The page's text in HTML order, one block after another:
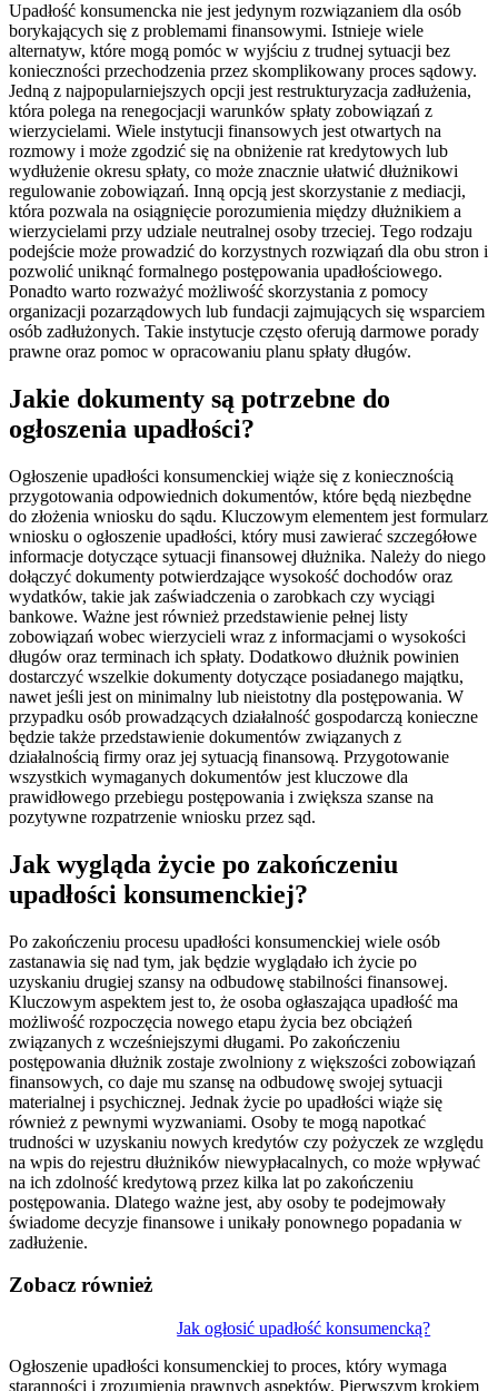
Upadłość konsumencka nie jest jedynym rozwiązaniem dla osób
borykających się z problemami finansowymi. Istnieje wiele
alternatyw, które mogą pomóc w wyjściu z trudnej sytuacji bez
konieczności przechodzenia przez skomplikowany proces sądowy.
Jedną z najpopularniejszych opcji jest restrukturyzacja zadłużenia,
która polega na renegocjacji warunków spłaty zobowiązań z
wierzycielami. Wiele instytucji finansowych jest otwartych na
rozmowy i może zgodzić się na obniżenie rat kredytowych lub
wydłużenie okresu spłaty, co może znacznie ułatwić dłużnikowi
regulowanie zobowiązań. Inną opcją jest skorzystanie z mediacji,
która pozwala na osiągnięcie porozumienia między dłużnikiem a
wierzycielami przy udziale neutralnej osoby trzeciej. Tego rodzaju
podejście może prowadzić do korzystnych rozwiązań dla obu stron i
pozwolić uniknąć formalnego postępowania upadłościowego.
Ponadto warto rozważyć możliwość skorzystania z pomocy
organizacji pozarządowych lub fundacji zajmujących się wsparciem
osób zadłużonych. Takie instytucje często oferują darmowe porady
prawne oraz pomoc w opracowaniu planu spłaty długów.
Jakie dokumenty są potrzebne do
ogłoszenia upadłości?
Ogłoszenie upadłości konsumenckiej wiąże się z koniecznością
przygotowania odpowiednich dokumentów, które będą niezbędne
do złożenia wniosku do sądu. Kluczowym elementem jest formularz
wniosku o ogłoszenie upadłości, który musi zawierać szczegółowe
informacje dotyczące sytuacji finansowej dłużnika. Należy do niego
dołączyć dokumenty potwierdzające wysokość dochodów oraz
wydatków, takie jak zaświadczenia o zarobkach czy wyciągi
bankowe. Ważne jest również przedstawienie pełnej listy
zobowiązań wobec wierzycieli wraz z informacjami o wysokości
długów oraz terminach ich spłaty. Dodatkowo dłużnik powinien
dostarczyć wszelkie dokumenty dotyczące posiadanego majątku,
nawet jeśli jest on minimalny lub nieistotny dla postępowania. W
przypadku osób prowadzących działalność gospodarczą konieczne
będzie także przedstawienie dokumentów związanych z
działalnością firmy oraz jej sytuacją finansową. Przygotowanie
wszystkich wymaganych dokumentów jest kluczowe dla
prawidłowego przebiegu postępowania i zwiększa szanse na
pozytywne rozpatrzenie wniosku przez sąd.
Jak wygląda życie po zakończeniu
upadłości konsumenckiej?
Po zakończeniu procesu upadłości konsumenckiej wiele osób
zastanawia się nad tym, jak będzie wyglądało ich życie po
uzyskaniu drugiej szansy na odbudowę stabilności finansowej.
Kluczowym aspektem jest to, że osoba ogłaszająca upadłość ma
możliwość rozpoczęcia nowego etapu życia bez obciążeń
związanych z wcześniejszymi długami. Po zakończeniu
postępowania dłużnik zostaje zwolniony z większości zobowiązań
finansowych, co daje mu szansę na odbudowę swojej sytuacji
materialnej i psychicznej. Jednak życie po upadłości wiąże się
również z pewnymi wyzwaniami. Osoby te mogą napotkać
trudności w uzyskaniu nowych kredytów czy pożyczek ze względu
na wpis do rejestru dłużników niewypłacalnych, co może wpływać
na ich zdolność kredytową przez kilka lat po zakończeniu
postępowania. Dlatego ważne jest, aby osoby te podejmowały
świadome decyzje finansowe i unikały ponownego popadania w
zadłużenie.
Zobacz również
Jak ogłosić upadłość konsumencką?
Ogłoszenie upadłości konsumenckiej to proces, który wymaga
staranności i zrozumienia prawnych aspektów. Pierwszym krokiem
wpisu